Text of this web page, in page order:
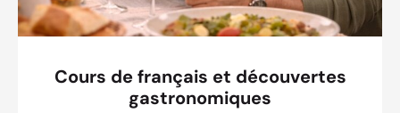
Cours de français et découvertes
gastronomiques